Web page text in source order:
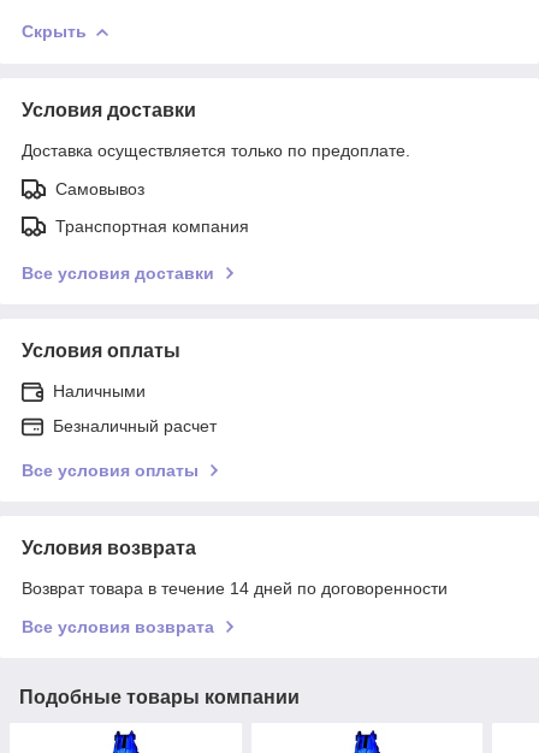
Скрыть
Условия доставки
Доставка осуществляется только по предоплате.
Самовывоз
Транспортная компания
Все условия доставки
Условия оплаты
Наличными
Безналичный расчет
Все условия оплаты
Условия возврата
Возврат товара в течение 14 дней по договоренности
Все условия возврата
Подобные товары компании